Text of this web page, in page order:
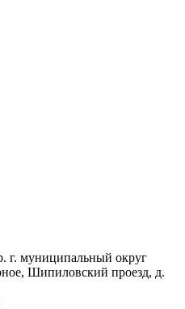
г. муниципальный округ
Шипиловский проезд, д.